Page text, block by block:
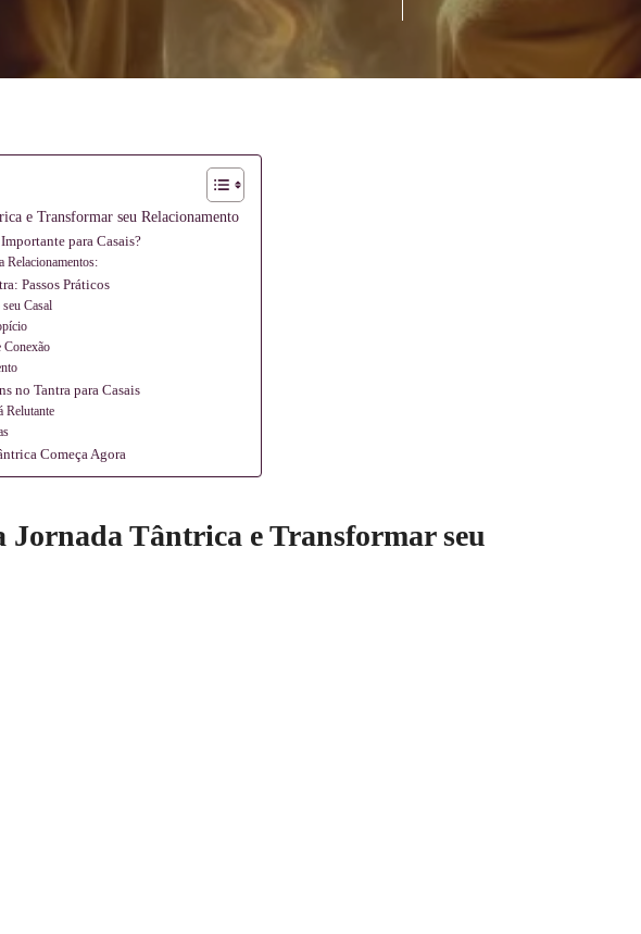
e Transformar seu Relacionamento
para Casais?
Relacionamentos:
Passos Práticos
Casal
Conexão
no Tantra para Casais
Relutante
Começa Agora
Jornada Tântrica e Transformar seu